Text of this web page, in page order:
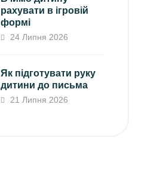
рахувати в ігровій
формі
24 Липня 2026
Як підготувати руку
дитини до письма
21 Липня 2026